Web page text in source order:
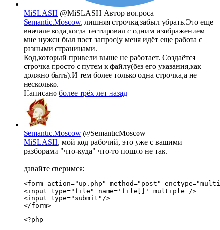
MiSLASH @MiSLASH Автор вопроса
Semantic.Moscow, лишняя строчка,забыл убрать.Это еще
вначале кода,когда тестировал с одним изображением
мне нужен был пост запрос(у меня идёт еще работа с
разными страницами.
Код,который привели выше не работает. Создаётся
строчка просто с путем к файлу(без его указания,как
должно быть).И тем более только одна строчка,а не
несколько.
Написано более трёх лет назад
Semantic.Moscow @SemanticMoscow
MiSLASH, мой код рабочий, это уже с вашими
разборами "что-куда" что-то пошло не так.
давайте сверимся:
<form action="up.php" method="post"
<input type="file" name='file[]' multiple />
<input type="submit"/>
</form>
<?php